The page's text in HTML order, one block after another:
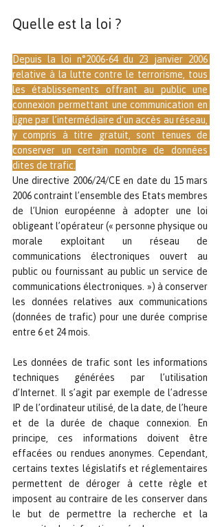
Quelle est la loi ?
Depuis la loi n°2006-64 du 23 janvier 2006
relative à la lutte contre le terrorisme, tous
les établissements offrant au public une
connexion permettant une communication en
ligne par l’intermédiaire d’un accès au réseau,
y compris à titre gratuit, sont tenues de
conserver un certain nombre de données
dites de trafic.
Une directive 2006/24/CE en date du 15 mars
2006 contraint l’ensemble des Etats membres
de l’Union européenne à adopter une loi
obligeant l’opérateur (« personne physique ou
morale exploitant un réseau de
communications électroniques ouvert au
public ou fournissant au public un service de
communications électroniques. ») à conserver
les données relatives aux communications
(données de trafic) pour une durée comprise
entre 6 et 24 mois.
Les données de trafic sont les informations
techniques générées par l’utilisation
d’Internet. Il s’agit par exemple de l’adresse
IP de l’ordinateur utilisé, de la date, de l’heure
et de la durée de chaque connexion. En
principe, ces informations doivent être
effacées ou rendues anonymes. Cependant,
certains textes législatifs et réglementaires
permettent de déroger à cette règle et
imposent au contraire de les conserver dans
le but de permettre la recherche et la